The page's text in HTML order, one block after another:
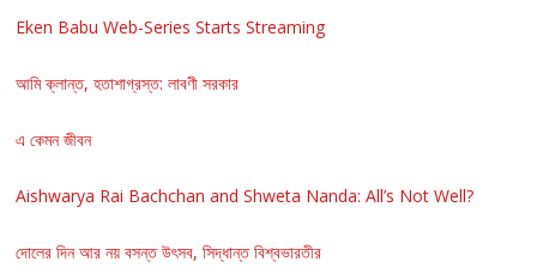
Eken Babu Web-Series Starts Streaming
আমি ক্লান্ত, হতাশাগ্রস্ত: লাবণী সরকার
এ কেমন জীবন
Aishwarya Rai Bachchan and Shweta Nanda: All’s Not Well?
দোলের দিন আর নয় বসন্ত উৎসব, সিদ্ধান্ত বিশ্বভারতীর